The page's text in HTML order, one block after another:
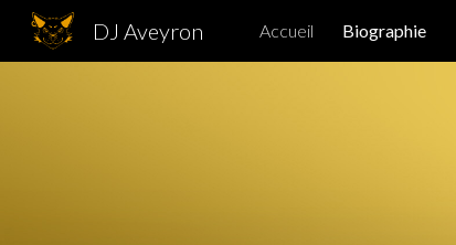
DJ Aveyron Accueil Biographie